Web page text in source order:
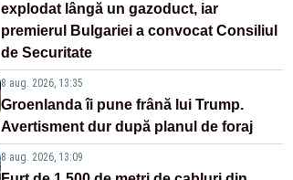
explodat lângă un gazoduct, iar
premierul Bulgariei a convocat Consiliul
de Securitate
8 aug. 2026, 13:35
Groenlanda îi pune frână lui Trump.
Avertisment dur după planul de foraj
8 aug. 2026, 13:09